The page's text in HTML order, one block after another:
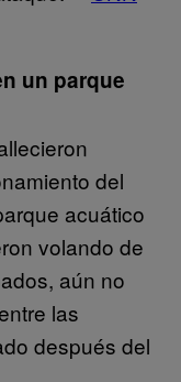
un parque
del
acuático
volando de
aún no
las
después del